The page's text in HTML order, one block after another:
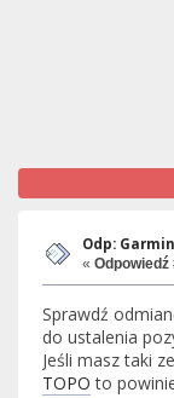
Odp:
« Odpowiedź
Sprawdź
do ustalenia
Jeśli masz taki
TOPO to